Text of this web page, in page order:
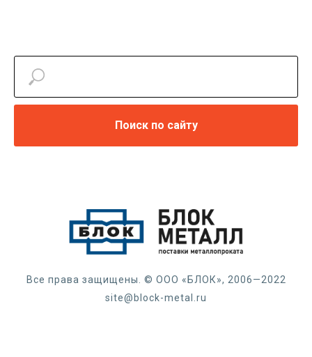
Поиск по сайту
Все права защищены. © ООО «БЛОК», 2006—2022
site@block-metal.ru